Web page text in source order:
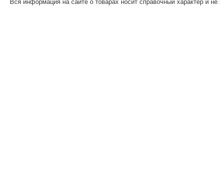
Вся информация на сайте о товарах носит справочный характер и